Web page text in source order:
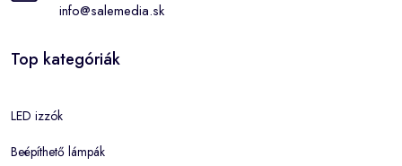
info@salemedia.sk
Top kategóriák
LED izzók
Beépíthető lámpák